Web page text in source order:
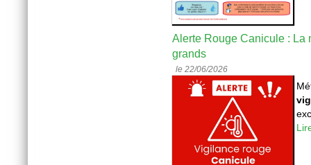
Alerte Rouge Canicule : La
grands
le 22/06/2026